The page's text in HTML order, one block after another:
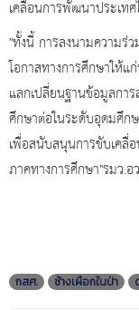
เคลื่อนการพัฒนาประเทศ
"ทั้งนี้ การลงนามความร่
โอกาสทางการศึกษาให้
แลกเปลี่ยนฐานข้อมูลกา
ศึกษาต่อในระดับอุดมศึก
เพื่อสนับสนุนการขับเคลื่
ภาคทางการศึกษา"รมว.อ
กสศ. ช้างเผือกในป่า